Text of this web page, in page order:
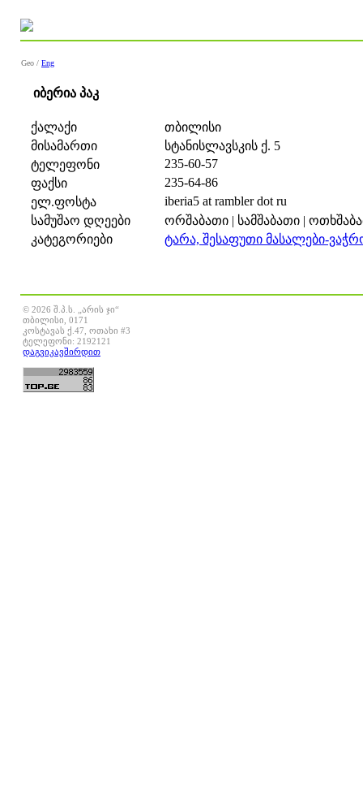
Geo / Eng
იბერია პაკ
ქალაქი
თბილისი
მისამართი
სტანისლავსკის ქ. 5
ტელეფონი
235-60-57
ფაქსი
235-64-86
ელ.ფოსტა
iberia5 at rambler dot ru
სამუშაო დღეები
ორშაბათი | სამშაბათი |
კატეგორიები
ტარა, შესაფუთი მასალები-
© 2026 შ.პ.ს. „არის ჯი“
თბილისი, 0171
კოსტავას ქ.47, ოთახი #3
ტელეფონი: 2192121
დაგვიკავშირდით